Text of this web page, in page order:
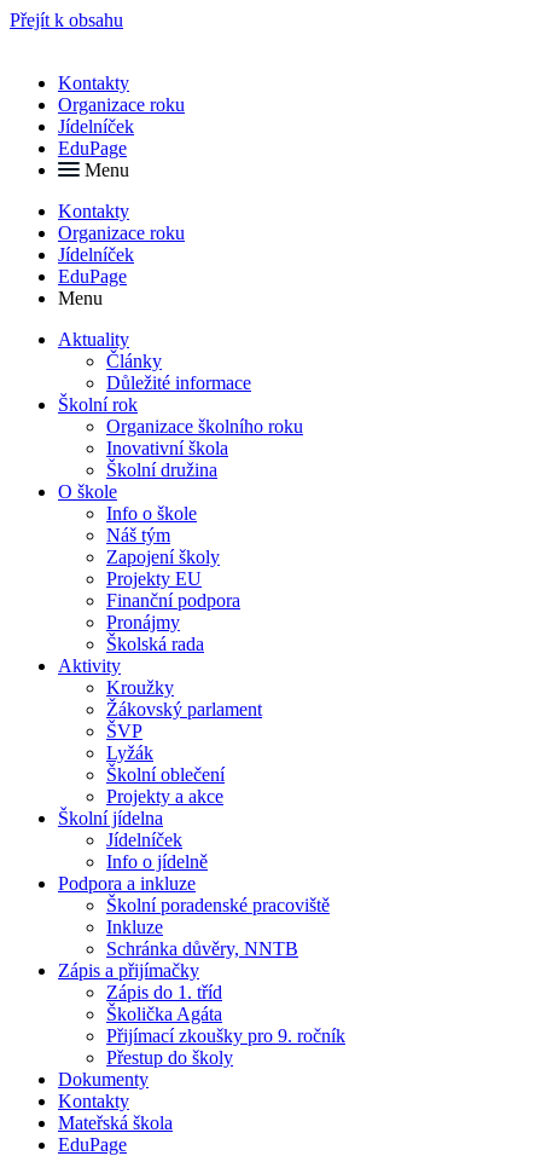
Přejít k obsahu
Kontakty
Organizace roku
Jídelníček
EduPage
Menu
Kontakty
Organizace roku
Jídelníček
EduPage
Menu
Aktuality
Články
Důležité informace
Školní rok
Organizace školního roku
Inovativní škola
Školní družina
O škole
Info o škole
Náš tým
Zapojení školy
Projekty EU
Finanční podpora
Pronájmy
Školská rada
Aktivity
Kroužky
Žákovský parlament
ŠVP
Lyžák
Školní oblečení
Projekty a akce
Školní jídelna
Jídelníček
Info o jídelně
Podpora a inkluze
Školní poradenské pracoviště
Inkluze
Schránka důvěry, NNTB
Zápis a přijímačky
Zápis do 1. tříd
Školička Agáta
Přijímací zkoušky pro 9. ročník
Přestup do školy
Dokumenty
Kontakty
Mateřská škola
EduPage